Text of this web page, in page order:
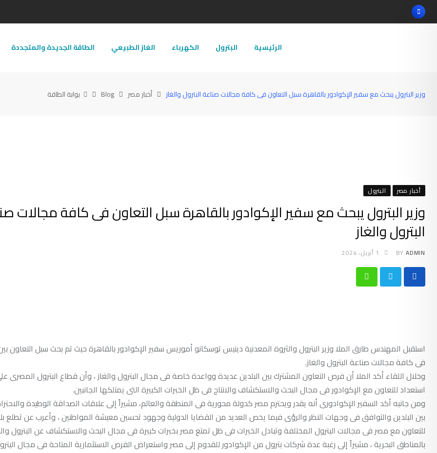
Skip
to
الرئيسية البترول الكهرباء الغاز الطبيعي الطاقة الجديدة والمتجددة
وزير البترول يبحث مع سفير الإكوادور بالقاهرة سبل التعاون فى كافة مجالات صناعة البترول والغاز أخبار مصر Blog بوابة الطاقة
أخبار مصر البترول
وزير البترول يبحث مع سفير الإكوادور بالقاهرة سبل التعاون فى كافة مجالات
البترول والغاز
BY ADMIN 1 أبريل، 2024
Whatsapp
استقبل المهندس طارق الملا وزير البترول والثروة المعدنية دينيس توسكانو أموريس سفير الإكوادور بالقاهرة حيث تم بحث سبل التعاون
فى كافة مجالات صناعة البترول والغاز.
وخلال اللقاء أكد الملا أن فرص التعاون المشترك بين البلدين عديدة وواعدة خاصة فى مجال البترول والغاز ، وأن قطاع البترول المصرى
استعداد للتعاون مع الإكوادور فى مجال البحث والاستكشاف والانتاج فى ظل الخبرات الكبيرة التى يمتلكها الجانبين.
ومن جانبه أكد السفير الإكوادورى أنه يقدر ويحترم مصر كدولة محورية فى المنطقة والعالم، مشيراً إلى علاقات الصداقة الوطيدة
بين البلدين والتوافق فى وجهات النظر والرؤى فيما يخص العديد من القضايا الدولية وجهود تحسين معيشة المواطنين ، وأعرب عن تطلع
للتعاون مع مصر فى مجالات البترول المختلفة وتبادل الخبرات فى ظل تمتع مصر بخبرات كبيرة فى مجال البحث والاستكشاف عن البترول
بالمناطق البحرية ، مشيراً إلى رغبة عدة شركات بترول من الإكوادور للقدوم إلى مصر واستعراض الفرص الاستثمارية المتاحة فى مجال